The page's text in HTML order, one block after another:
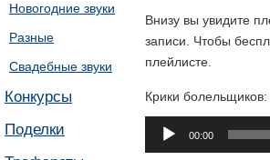
Новогодние звуки
Разные
Свадебные звуки
Конкурсы
Поделки
Внизу вы увидите
записи. Чтобы
плейлисте.
Крики болельщиков:
Аудиоплеер
00:00